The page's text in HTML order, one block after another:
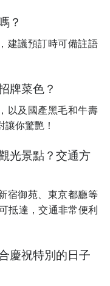
？
建議預訂時可備註語
牌菜色？
以及國產黑毛和牛壽
你驚艷！
光景點？交通方
宿御苑、東京都廳等
抵達，交通非常便利
慶祝特別的日子